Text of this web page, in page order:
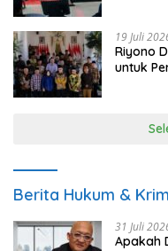
19 Juli
Riyono
untuk
Berita Hukum &
31 Juli
Apakah